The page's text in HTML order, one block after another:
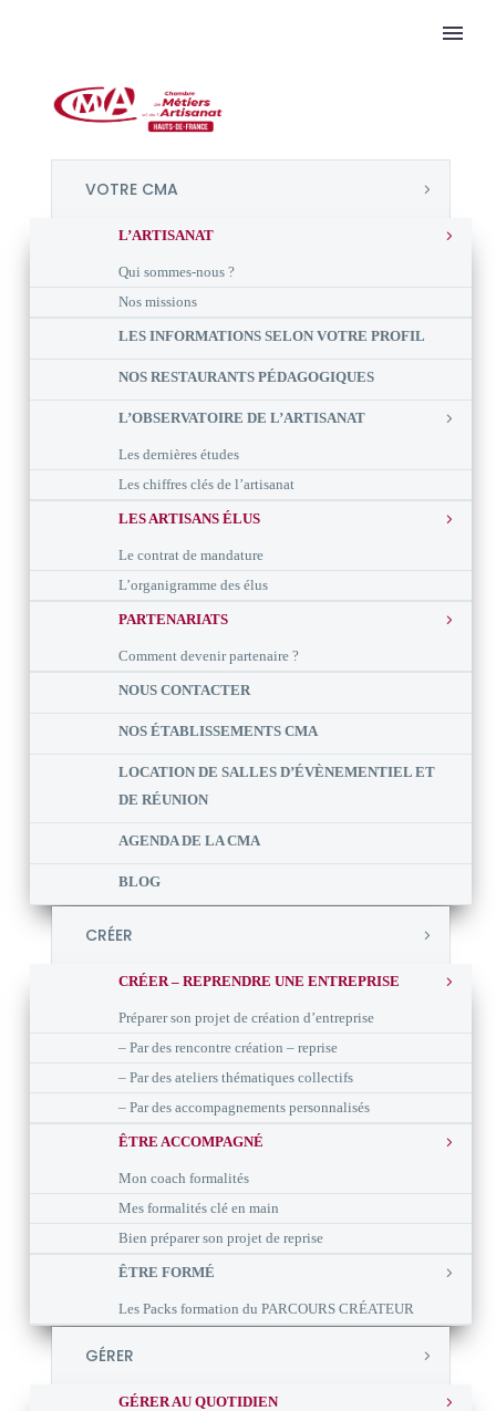
VOTRE CMA
L’ARTISANAT
Qui sommes-nous ?
Nos missions
LES INFORMATIONS SELON VOTRE PROFIL
NOS RESTAURANTS PÉDAGOGIQUES
L’OBSERVATOIRE DE L’ARTISANAT
Les dernières études
Les chiffres clés de l’artisanat
LES ARTISANS ÉLUS
Le contrat de mandature
L’organigramme des élus
PARTENARIATS
Comment devenir partenaire ?
NOUS CONTACTER
NOS ÉTABLISSEMENTS CMA
LOCATION DE SALLES D’ÉVÈNEMENTIEL ET
DE RÉUNION
AGENDA DE LA CMA
BLOG
CRÉER
CRÉER – REPRENDRE UNE ENTREPRISE
Préparer son projet de création d’entreprise
– Par des rencontre création – reprise
– Par des ateliers thématiques collectifs
– Par des accompagnements personnalisés
ÊTRE ACCOMPAGNÉ
Mon coach formalités
Mes formalités clé en main
Bien préparer son projet de reprise
ÊTRE FORMÉ
Les Packs formation du PARCOURS CRÉATEUR
GÉRER
GÉRER AU QUOTIDIEN